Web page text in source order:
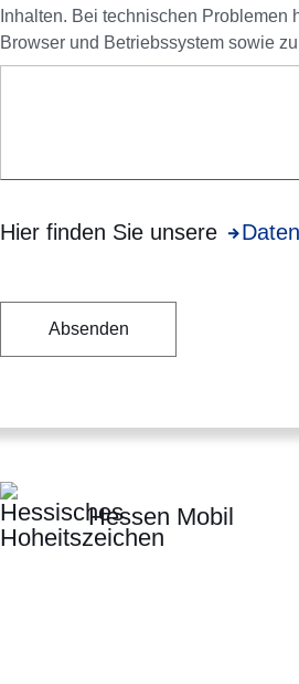
Inhalten. Bei technischen
Browser und Betriebssystem sowie
Hier finden Sie unsere Öffnet
Hessen Mobil